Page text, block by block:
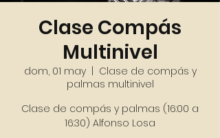
Clase Compás
Multinivel
dom, 01 may
  |
Clase de compás y
palmas multinivel
Clase de compás y palmas (16:00 a
16:30) Alfonso Losa